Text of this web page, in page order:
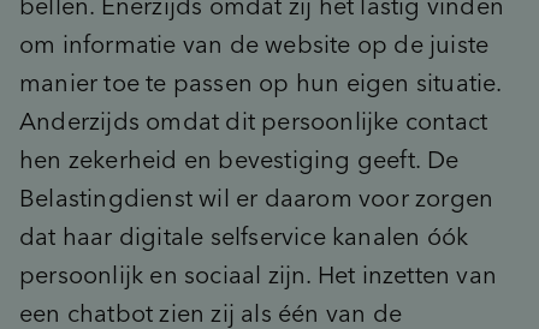
inventory_2 Product-ontwikkeling
pie_chart Marktpotentie
sign_languageUsage & Attitude
Doelgroepinzichten
groups_2(Potentiële) doelgroepen
psychology_altBehoeften
record_voice_overOpinieonderzoek
insights
unknown_documentFocussessie
step_overWhat’s Next workshop
cast_for_education Masterclass
bellen. Enerzijds omdat zij het lastig vinden
om informatie van de website op de juiste
manier toe te passen op hun eigen situatie.
Anderzijds omdat dit persoonlijke contact
hen zekerheid en bevestiging geeft. De
Belastingdienst wil er daarom voor zorgen
dat haar digitale selfservice kanalen óók
persoonlijk en sociaal zijn. Het inzetten van
een chatbot zien zij als één van de